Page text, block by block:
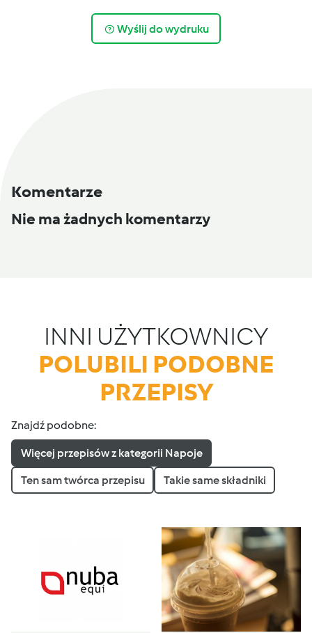
Wyślij do wydruku
Komentarze
Nie ma żadnych komentarzy
INNI UŻYTKOWNICY
POLUBILI PODOBNE
PRZEPISY
Znajdź podobne:
Więcej przepisów z kategorii Napoje
Ten sam twórca przepisu Takie same składniki